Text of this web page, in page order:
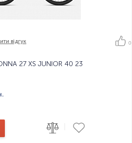
вiдгук 0
27 XS JUNIOR 40 23